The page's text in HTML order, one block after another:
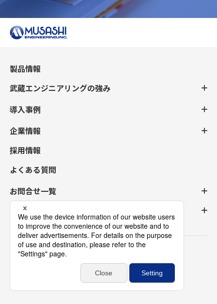
製品情報
武蔵エンジニアリングの強み
導入事例
企業情報
採用情報
よくある質問
お問合せ一覧
ログイン登録
プライバシーポリシー
Copyright© Musashi Engineering, Inc. All Rights Reserved